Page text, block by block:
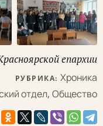
епархии
РУБРИКА: Хроника
отдел, Общество